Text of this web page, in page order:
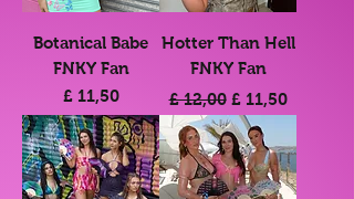
Botanical Babe
FNKY Fan
Prijs
£ 11,50
Hotter Than Hell
FNKY Fan
Normale prijs
£ 12,00 Verkoopprijs
£ 11,50